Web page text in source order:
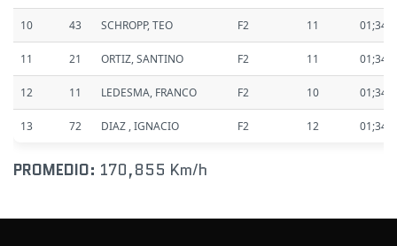
10 43 SCHROPP, TEO F2 11
11 21 ORTIZ, SANTINO F2 11
12 11 LEDESMA, FRANCO F2 10
13 72 DIAZ , IGNACIO F2 12
PROMEDIO: 170,855 Km/h